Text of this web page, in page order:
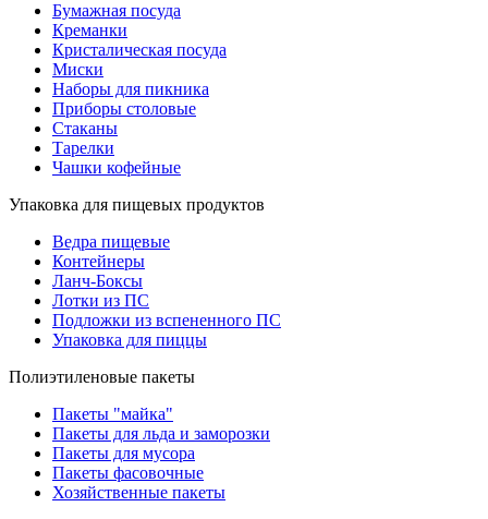
Бумажная посуда
Креманки
Кристалическая посуда
Миски
Наборы для пикника
Приборы столовые
Стаканы
Тарелки
Чашки кофейные
Упаковка для пищевых продуктов
Ведра пищевые
Контейнеры
Ланч-Боксы
Лотки из ПС
Подложки из вспененного ПС
Упаковка для пиццы
Полиэтиленовые пакеты
Пакеты "майка"
Пакеты для льда и заморозки
Пакеты для мусора
Пакеты фасовочные
Хозяйственные пакеты